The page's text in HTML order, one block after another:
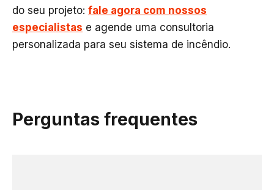
do seu projeto: fale agora com nossos
especialistas e agende uma consultoria
personalizada para seu sistema de incêndio.
Perguntas frequentes